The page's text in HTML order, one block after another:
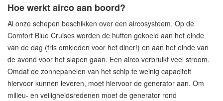
Hoe werkt airco aan boord?
Al onze schepen beschikken over een aircosysteem. Op de
Comfort Blue Cruises worden de hutten gekoeld aan het einde
van de dag (fris omkleden voor het diner!) en aan het einde van
de avond voor het slapen gaan. Een airco verbruikt veel stroom.
Omdat de zonnepanelen van het schip te weinig capaciteit
hiervoor kunnen leveren, moet hiervoor de generator aan. Om
milieu- en veiligheidsredenen moet de generator rond